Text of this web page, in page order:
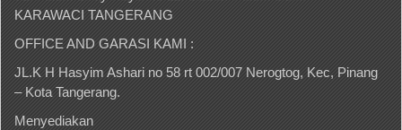
KARAWACI TANGERANG
OFFICE AND GARASI KAMI :
JL.K H Hasyim Ashari no 58 rt 002/007 Nerogtog, Kec, Pinang
– Kota Tangerang.
Menyediakan